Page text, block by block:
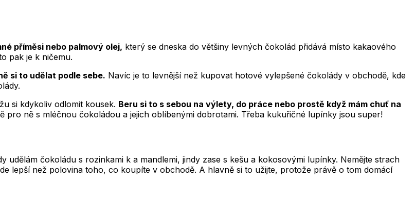
příměsi nebo palmový olej, který se dneska do většiny levných čokolád přidává místo kakaového
pak je k ničemu.
si to udělat podle sebe. Navíc je to levnější než kupovat hotové vylepšené čokolády v obchodě, kde
si kdykoliv odlomit kousek. Beru si to s sebou na výlety, do práce nebo prostě když mám chuť na
pro ně s mléčnou čokoládou a jejich oblíbenými dobrotami. Třeba kukuřičné lupínky jsou super!
udělám čokoládu s rozinkami k a mandlemi, jindy zase s kešu a kokosovými lupínky. Nemějte strach
lepší než polovina toho, co koupíte v obchodě. A hlavně si to užijte, protože právě o tom domácí